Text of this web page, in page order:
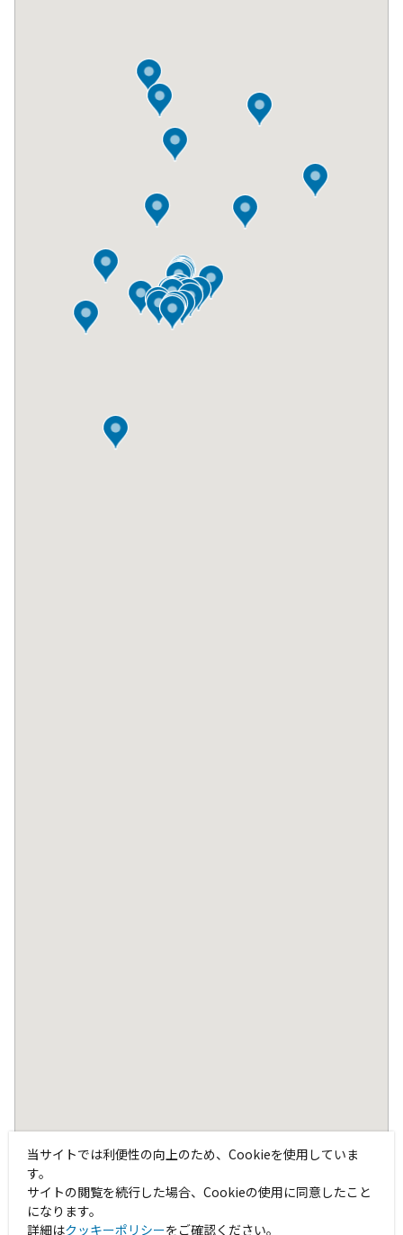
当サイトでは利便性の向上のため、Cookieを使用していま
す。
サイトの閲覧を続行した場合、Cookieの使用に同意したこと
になります。
詳細はクッキーポリシーをご確認ください。